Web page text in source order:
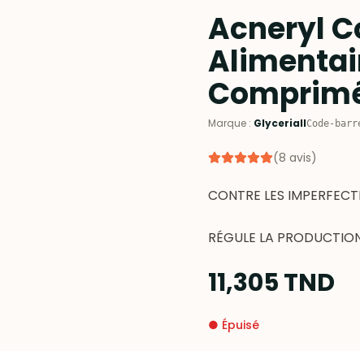
Acneryl
Marque : GlyceriallCode-
(8 avis)
CONTRE LES
RÉGULE LA
11,305TND
● Épuisé